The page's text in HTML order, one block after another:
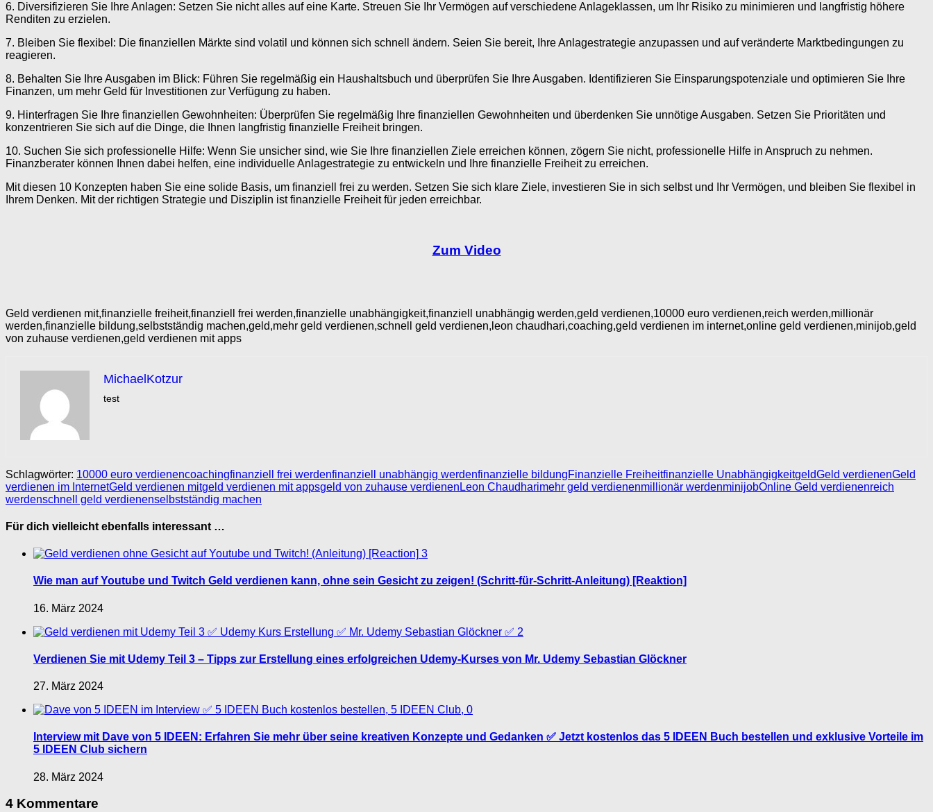
6. Diversifizieren Sie Ihre Anlagen: Setzen Sie nicht alles auf eine Karte. Streuen Sie Ihr Vermögen auf verschiedene Anlageklassen, um Ihr Risiko zu minimieren und langfristig höhere
Renditen zu erzielen.
7. Bleiben Sie flexibel: Die finanziellen Märkte sind volatil und können sich schnell ändern. Seien Sie bereit, Ihre Anlagestrategie anzupassen und auf veränderte Marktbedingungen zu
reagieren.
8. Behalten Sie Ihre Ausgaben im Blick: Führen Sie regelmäßig ein Haushaltsbuch und überprüfen Sie Ihre Ausgaben. Identifizieren Sie Einsparungspotenziale und optimieren Sie Ihre
Finanzen, um mehr Geld für Investitionen zur Verfügung zu haben.
9. Hinterfragen Sie Ihre finanziellen Gewohnheiten: Überprüfen Sie regelmäßig Ihre finanziellen Gewohnheiten und überdenken Sie unnötige Ausgaben. Setzen Sie Prioritäten und
konzentrieren Sie sich auf die Dinge, die Ihnen langfristig finanzielle Freiheit bringen.
10. Suchen Sie sich professionelle Hilfe: Wenn Sie unsicher sind, wie Sie Ihre finanziellen Ziele erreichen können, zögern Sie nicht, professionelle Hilfe in Anspruch zu nehmen.
Finanzberater können Ihnen dabei helfen, eine individuelle Anlagestrategie zu entwickeln und Ihre finanzielle Freiheit zu erreichen.
Mit diesen 10 Konzepten haben Sie eine solide Basis, um finanziell frei zu werden. Setzen Sie sich klare Ziele, investieren Sie in sich selbst und Ihr Vermögen, und bleiben Sie flexibel in
Ihrem Denken. Mit der richtigen Strategie und Disziplin ist finanzielle Freiheit für jeden erreichbar.
Zum Video
Geld verdienen mit,finanzielle freiheit,finanziell frei werden,finanzielle unabhängigkeit,finanziell unabhängig werden,geld verdienen,10000 euro verdienen,reich werden,millionär
werden,finanzielle bildung,selbstständig machen,geld,mehr geld verdienen,schnell geld verdienen,leon chaudhari,coaching,geld verdienen im internet,online geld verdienen,minijob,geld
von zuhause verdienen,geld verdienen mit apps
MichaelKotzur
test
Schlagwörter: 10000 euro verdienencoachingfinanziell frei werdenfinanziell unabhängig werdenfinanzielle bildungFinanzielle Freiheitfinanzielle UnabhängigkeitgeldGeld verdienenGeld
verdienen im InternetGeld verdienen mitgeld verdienen mit appsgeld von zuhause verdienen Leon Chaudharimehr geld verdienenmillionär werdenminijobOnline Geld verdienenreich
werdenschnell geld verdienenselbstständig machen
Für dich vielleicht ebenfalls interessant …
3
Wie man auf Youtube und Twitch Geld verdienen kann, ohne sein Gesicht zu zeigen! (Schritt-für-Schritt-Anleitung) [Reaktion]
16. März 2024
2
Verdienen Sie mit Udemy Teil 3 – Tipps zur Erstellung eines erfolgreichen Udemy-Kurses von Mr. Udemy Sebastian Glöckner
27. März 2024
0
Interview mit Dave von 5 IDEEN: Erfahren Sie mehr über seine kreativen Konzepte und Gedanken ✅ Jetzt kostenlos das 5 IDEEN Buch bestellen und exklusive Vorteile im
5 IDEEN Club sichern
28. März 2024
4 Kommentare